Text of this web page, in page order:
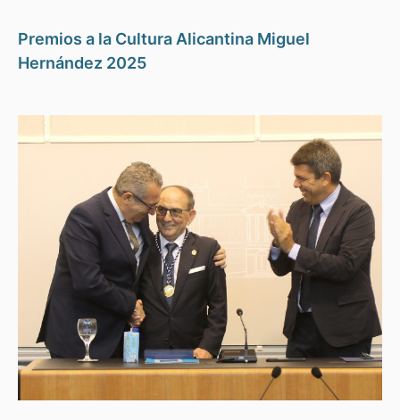
Premios a la Cultura Alicantina Miguel
Hernández 2025